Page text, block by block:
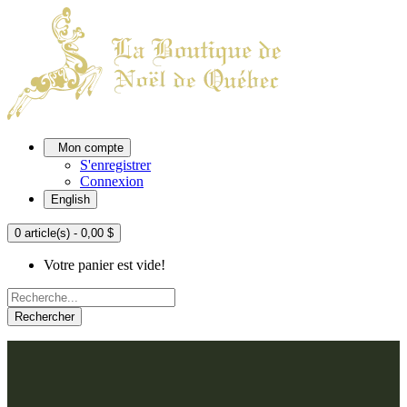
Mon compte
S'enregistrer
Connexion
English
0 article(s) - 0,00 $
Votre panier est vide!
Rechercher